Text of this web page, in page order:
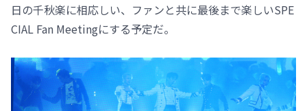
日の千秋楽に相応しい、ファンと共に最後まで楽しいSPE
CIAL Fan Meetingにする予定だ。